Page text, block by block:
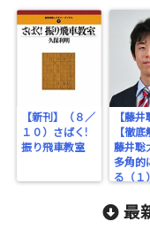
【新刊】（８／
１０）さばく!
振り飛車教室
【藤井
【徹底
藤井聡
多角的
る（１）
最